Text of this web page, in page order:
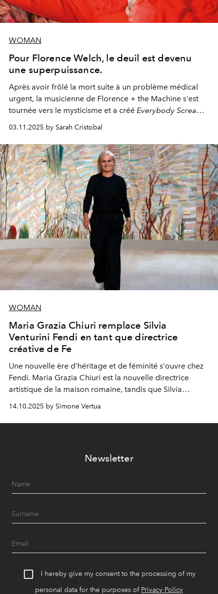
WOMAN
Pour Florence Welch, le deuil est devenu
une superpuissance.
Après avoir frôlé la mort suite à un problème médical
urgent, la musicienne de Florence + the Machine s'est
tournée vers le mysticisme et a créé Everybody Scream
03.11.2025 by Sarah Cristobal
WOMAN
Maria Grazia Chiuri remplace Silvia
Venturini Fendi en tant que directrice
créative de Fe
Une nouvelle ère d'héritage et de féminité s'ouvre chez
Fendi. Maria Grazia Chiuri est la nouvelle directrice
artistique de la maison romaine, tandis que Silvia
14.10.2025 by Simone Vertua
Newsletter
I hereby give my consent to the processing of my
personal data for the purposes of Privacy Policy